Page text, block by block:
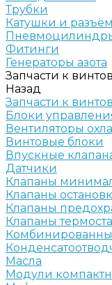
Трубки
Катушки и
Фитинги
Генераторы азота
Запчасти к
Назад
Запчасти к
Блоки
Вентиляторы
Винтовые блоки
Впускные
Датчики
Клапаны
Клапаны
Клапаны
Клапаны
Масла
Модули